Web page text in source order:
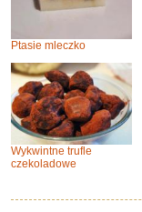
Ptasie mleczko
Wykwintne trufle
czekoladowe